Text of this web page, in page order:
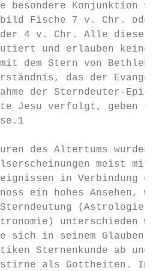
besondere Konjunktion
Fische 7 v. Chr.
4 v. Chr. Alle diese
und erlauben
dem Stern von
das der
der Sterndeuter-
Jesu verfolgt,
des Altertums
in
ein hohes
Sterndeutung
sich in seinem Glauben an
Sternenkunde ab und
als Gottheiten. Im